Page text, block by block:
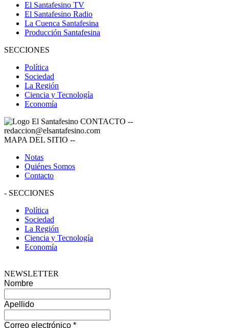
El Santafesino TV
El Santafesino Radio
La Cuenca Santafesina
Producción Santafesina
SECCIONES
Política
Sociedad
La Región
Ciencia y Tecnología
Economía
CONTACTO --
redaccion@elsantafesino.com
MAPA DEL SITIO --
Notas
Quiénes Somos
Contacto
- SECCIONES
Política
Sociedad
La Región
Ciencia y Tecnología
Economía
NEWSLETTER
Nombre
Apellido
Correo electrónico *